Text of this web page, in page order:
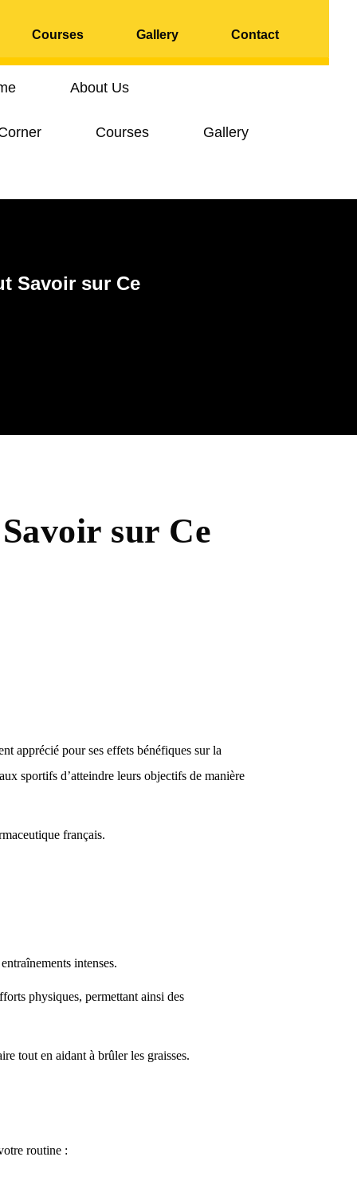
Courses Gallery Contact
About Us
Courses Gallery
Savoir sur Ce
sur Ce
apprécié pour ses effets bénéfiques sur la
sportifs d’atteindre leurs objectifs de manière
français.
intenses.
physiques, permettant ainsi des
tout en aidant à brûler les graisses.
routine :